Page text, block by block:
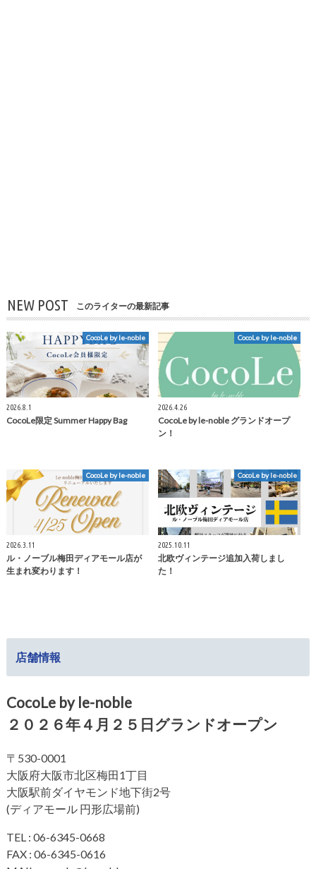
NEW POST このライターの最新記事
CocoLe by le-noble
2026.8.1
CocoLe限定 Summer Happy Bag
CocoLe by le-noble
2026.4.26
CocoLe by le-noble グランドオープ
ン！
CocoLe by le-noble
2026.3.11
ル・ノーブル梅田ディアモール店が
生まれ変わります！
CocoLe by le-noble
2025.10.11
北欧ヴィンテージ追加入荷しまし
た！
店舗情報
CocoLe by le-noble
２０２６年４月２５日グランドオープン
〒530-0001
大阪府大阪市北区梅田1丁目
大阪駅前ダイヤモンド地下街2号
(ディアモール 円形広場前)
TEL : 06-6345-0668
FAX : 06-6345-0616